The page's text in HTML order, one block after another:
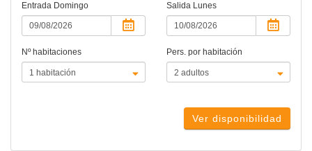
Entrada Domingo Salida Lunes
Nº habitaciones Pers. por habitación
Ver disponibilidad